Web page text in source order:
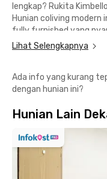
lengkap? Rukita
Hunian coliving modern
fully furnished yang
mendukung aktivitasmu.
🛍️ 8 menit ke Matahari
Park
🛍️ 10 menit ke
🚍 Dekat transportasi
memudahkan
Lihat Selengkapnya
Ada info yang kurang
dengan hunian ini?
Hunian Lain